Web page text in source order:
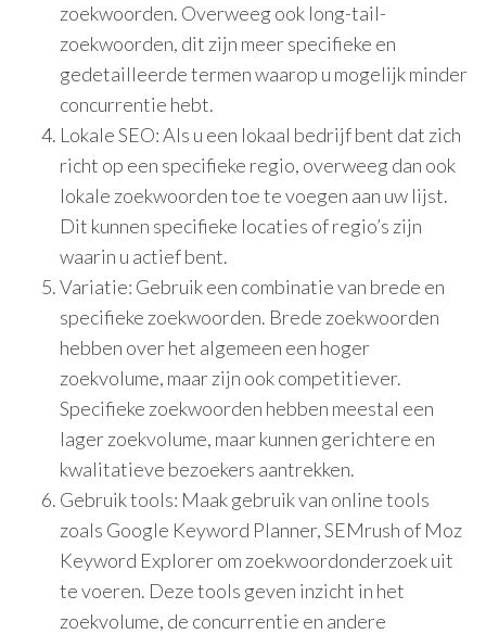
zoekwoorden. Overweeg ook long-tail-
zoekwoorden, dit zijn meer specifieke en
gedetailleerde termen waarop u mogelijk minder
concurrentie hebt.
Lokale SEO: Als u een lokaal bedrijf bent dat zich
richt op een specifieke regio, overweeg dan ook
lokale zoekwoorden toe te voegen aan uw lijst.
Dit kunnen specifieke locaties of regio’s zijn
waarin u actief bent.
Variatie: Gebruik een combinatie van brede en
specifieke zoekwoorden. Brede zoekwoorden
hebben over het algemeen een hoger
zoekvolume, maar zijn ook competitiever.
Specifieke zoekwoorden hebben meestal een
lager zoekvolume, maar kunnen gerichtere en
kwalitatieve bezoekers aantrekken.
Gebruik tools: Maak gebruik van online tools
zoals Google Keyword Planner, SEMrush of Moz
Keyword Explorer om zoekwoordonderzoek uit
te voeren. Deze tools geven inzicht in het
zoekvolume, de concurrentie en andere